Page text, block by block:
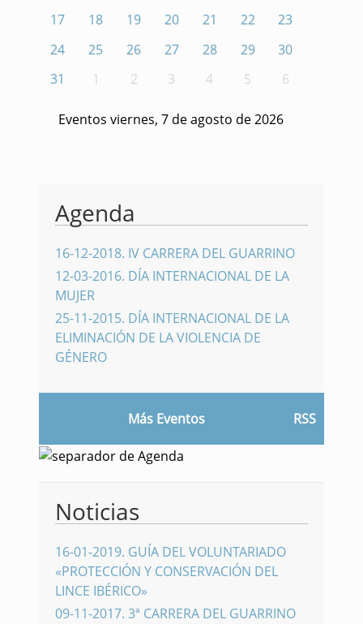
17
18 19 20 21 22
23
24
25 26 27 28 29
30
31
1 2 3 4 5 6
Eventos viernes, 7 de agosto de 2026
Agenda
16-12-2018. IV CARRERA DEL GUARRINO
12-03-2016. DÍA INTERNACIONAL DE LA
MUJER
25-11-2015. DÍA INTERNACIONAL DE LA
ELIMINACIÓN DE LA VIOLENCIA DE
GÉNERO
Más Eventos RSS
Noticias
16-01-2019. GUÍA DEL VOLUNTARIADO
«PROTECCIÓN Y CONSERVACIÓN DEL
LINCE IBÉRICO»
09-11-2017. 3ª CARRERA DEL GUARRINO